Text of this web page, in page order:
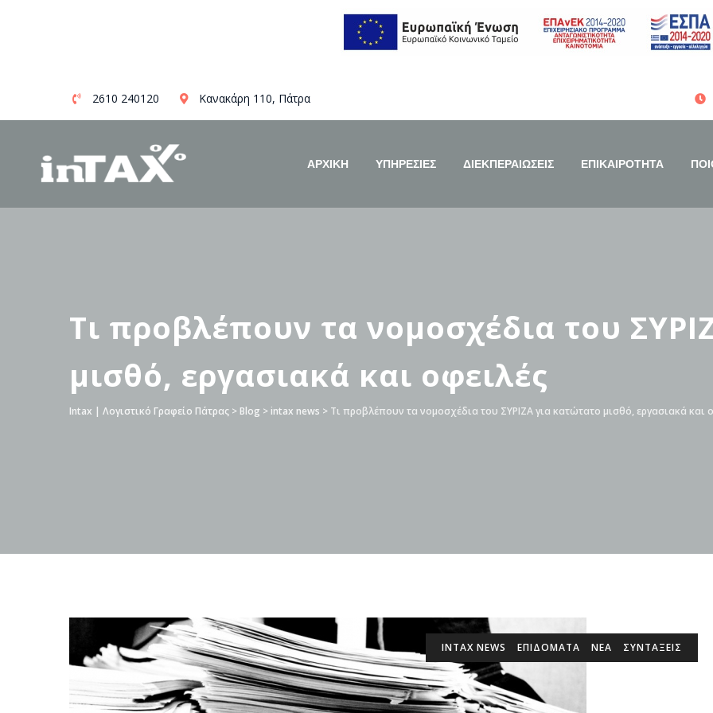
content
2610 240120 Κανακάρη 110, Πάτρα
ΑΡΧΙΚΗ ΥΠΗΡΕΣΙΕΣ ΔΙΕΚΠΕΡΑΙΩΣΕΙΣ ΕΠΙΚΑΙΡΟΤΗΤΑ
Τι προβλέπουν τα νομοσχέδια του
μισθό, εργασιακά και οφειλές
Intax | Λογιστικό Γραφείο Πάτρας > Blog > intax news > Τι προβλέπουν τα νομοσχέδια του ΣΥΡΙΖΑ για κατώτατο μισθό, εργασιακά και
INTAX NEWS ΕΠΙΔΌΜΑΤΑ ΝΕΑ ΣΥΝΤΑΞΕΙΣ